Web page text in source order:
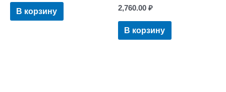
В корзину 2,760.00 ₽
В корзину